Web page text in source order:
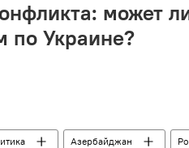
может
по Украине?
Азербайджан